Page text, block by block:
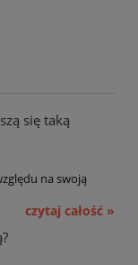
się taką
na swoją
czytaj całość »